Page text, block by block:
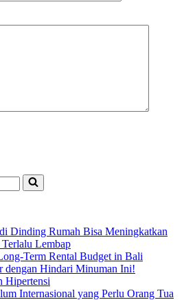
Dinding Rumah Bisa Meningkatkan
Lembap
Term Rental Budget in Bali
dengan Hindari Minuman Ini!
Hipertensi
Internasional yang Perlu Orang Tua